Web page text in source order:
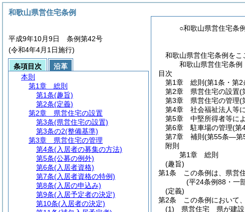
○和歌山県営住宅条例
和歌山県営住宅条例をこ
和歌山県営住宅条例
目次
第1章
総則 (第1条・第2
第2章
県営住宅の設置(
第3章
県営住宅の管理(
第4章
社会福祉法人等
第5章
中堅所得者等に
第6章
駐車場の管理(第
第7章
補則 (第55条―第
附則
第1章
総則
(趣旨)
第1条
この条例は、県営
(平24条例88・一
(定義)
第2条
この条例において、
(1)
県営住宅 県が建設
和歌山県営住宅条例
平成9年10月9日 条例第42号
(令和4年4月1日施行)
条項目次
沿革
本則
第1章
総則
第1条(趣旨)
第2条(定義)
第2章
県営住宅の設置
第3条(県営住宅の設置)
第3条の2(整備基準)
第3章
県営住宅の管理
第4条(入居者の募集の方法)
第5条(公募の例外)
第6条(入居者資格)
第7条(入居者資格の特例)
第8条(入居の申込み)
第9条(入居予定者の決定)
第10条(入居者の決定)